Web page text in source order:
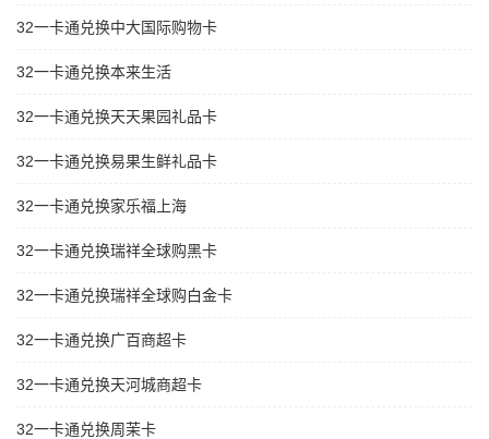
32一卡通兑换中大国际购物卡
32一卡通兑换本来生活
32一卡通兑换天天果园礼品卡
32一卡通兑换易果生鲜礼品卡
32一卡通兑换家乐福上海
32一卡通兑换瑞祥全球购黑卡
32一卡通兑换瑞祥全球购白金卡
32一卡通兑换广百商超卡
32一卡通兑换天河城商超卡
32一卡通兑换周茉卡